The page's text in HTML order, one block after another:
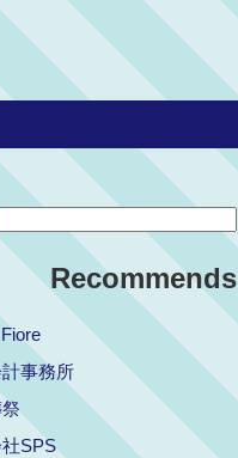
Recommends
事務所
SPS